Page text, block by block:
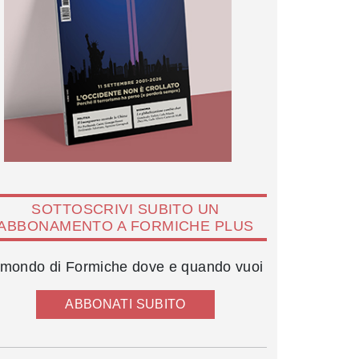
SOTTOSCRIVI SUBITO UN
A FORMICHE PLUS
di Formiche dove e quando vuoi
ABBONATI SUBITO